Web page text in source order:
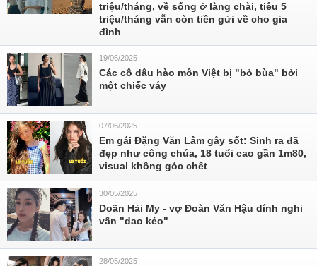
triệu/tháng, về sống ở làng chài, tiêu 5
triệu/tháng vẫn còn tiền gửi về cho gia
đình
19/06/2025
Các cô dâu hào môn Việt bị "bỏ bùa" bởi
một chiếc váy
07/06/2025
Em gái Đặng Văn Lâm gây sốt: Sinh ra đã
đẹp như công chúa, 18 tuổi cao gần 1m80,
visual không góc chết
30/05/2025
Doãn Hải My - vợ Đoàn Văn Hậu dính nghi
vấn "dao kéo"
28/05/2025